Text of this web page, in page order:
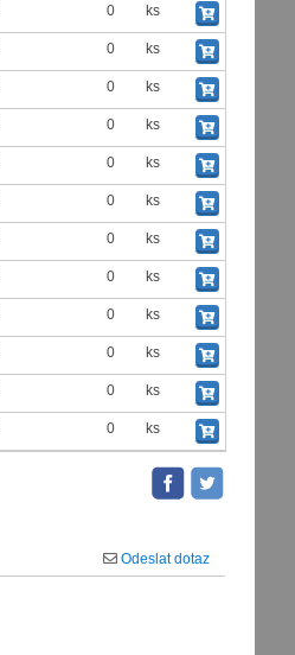
0 ks
0 ks
0 ks
0 ks
0 ks
0 ks
0 ks
0 ks
0 ks
0 ks
0 ks
0 ks
Odeslat dotaz